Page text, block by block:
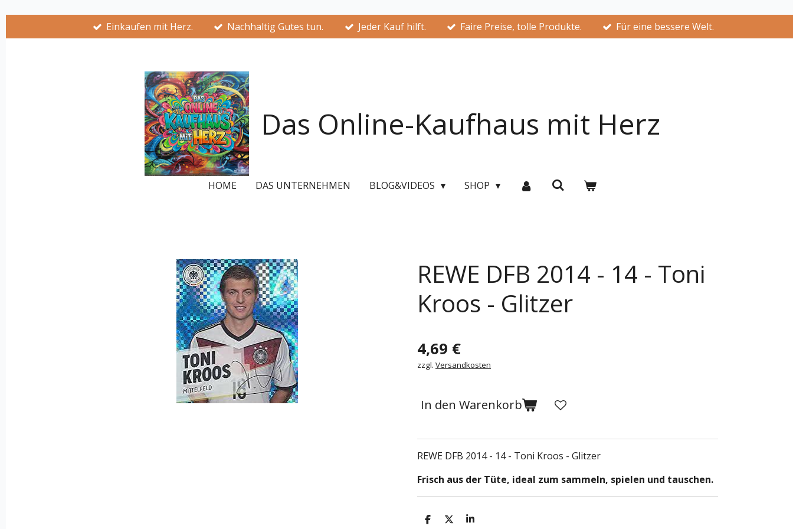
springen
Einkaufen mit Herz. Nachhaltig Gutes tun. Jeder Kauf hilft. Faire Preise, tolle Produkte. Für eine bessere Welt.
Das Online-Kaufhaus mit Herz
HOME DAS UNTERNEHMEN BLOG&VIDEOS SHOP
REWE DFB 2014 - 14 - Toni
Kroos - Glitzer
4,69 €
zzgl. Versandkosten
In den Warenkorb
REWE DFB 2014 - 14 - Toni Kroos - Glitzer
Frisch aus der Tüte, ideal zum sammeln, spielen und tauschen.
T
T
T